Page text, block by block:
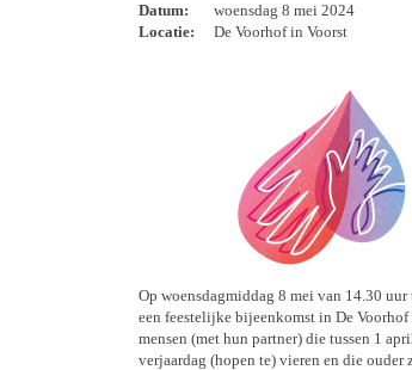
Datum:
woensdag 8 mei 2024
Locatie:
De Voorhof in Voorst
Op woensdagmiddag 8 mei van 14.30
een feestelijke bijeenkomst in De
mensen (met hun partner) die tussen 1
verjaardag (hopen te) vieren en die ouder